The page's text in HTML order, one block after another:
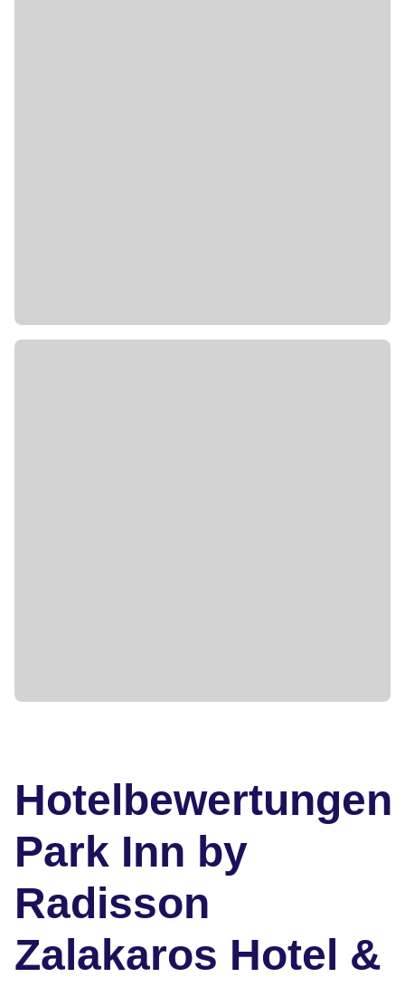
Hotelbewertungen
Park Inn by
Radisson
Zalakaros Hotel &